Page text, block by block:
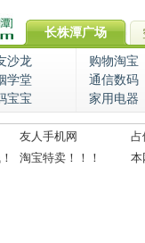
长株潭广场
沙龙
购物淘宝
学堂
通信数码
宝宝 家用电器
友人手机网
占
淘宝特卖！！！ 本